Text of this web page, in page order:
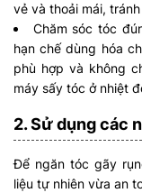
vẻ và thoải mái,
Chăm sóc tóc
hạn chế dùng hóa
phù hợp và không
máy sấy tóc ở nhiệt
2. Sử dụng các
Để ngăn tóc gãy
liệu tự nhiên vừa an